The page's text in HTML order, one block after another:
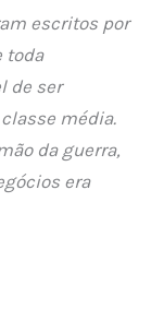
escritos por
toda
de ser
média.
da guerra,
era